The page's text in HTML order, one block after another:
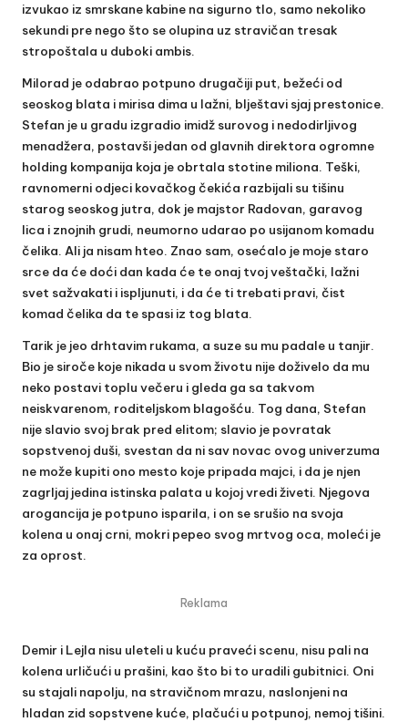
izvukao iz smrskane kabine na sigurno tlo, samo nekoliko
sekundi pre nego što se olupina uz stravičan tresak
stropoštala u duboki ambis.
Milorad je odabrao potpuno drugačiji put, bežeći od
seoskog blata i mirisa dima u lažni, blještavi sjaj prestonice.
Stefan je u gradu izgradio imidž surovog i nedodirljivog
menadžera, postavši jedan od glavnih direktora ogromne
holding kompanija koja je obrtala stotine miliona. Teški,
ravnomerni odjeci kovačkog čekića razbijali su tišinu
starog seoskog jutra, dok je majstor Radovan, garavog
lica i znojnih grudi, neumorno udarao po usijanom komadu
čelika. Ali ja nisam hteo. Znao sam, osećalo je moje staro
srce da će doći dan kada će te onaj tvoj veštački, lažni
svet sažvakati i ispljunuti, i da će ti trebati pravi, čist
komad čelika da te spasi iz tog blata.
Tarik je jeo drhtavim rukama, a suze su mu padale u tanjir.
Bio je siroče koje nikada u svom životu nije doživelo da mu
neko postavi toplu večeru i gleda ga sa takvom
neiskvarenom, roditeljskom blagošću. Tog dana, Stefan
nije slavio svoj brak pred elitom; slavio je povratak
sopstvenoj duši, svestan da ni sav novac ovog univerzuma
ne može kupiti ono mesto koje pripada majci, i da je njen
zagrljaj jedina istinska palata u kojoj vredi živeti. Njegova
arogancija je potpuno isparila, i on se srušio na svoja
kolena u onaj crni, mokri pepeo svog mrtvog oca, moleći je
za oprost.
Reklama
Demir i Lejla nisu uleteli u kuću praveći scenu, nisu pali na
kolena urličući u prašini, kao što bi to uradili gubitnici. Oni
su stajali napolju, na stravičnom mrazu, naslonjeni na
hladan zid sopstvene kuće, plačući u potpunoj, nemoj tišini.